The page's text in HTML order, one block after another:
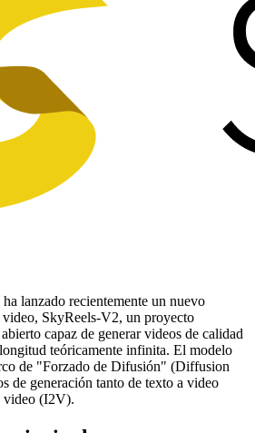
lanzado recientemente un nuevo
SkyReels-V2, un proyecto
capaz de generar videos de calidad
teóricamente infinita. El modelo
de "Forzado de Difusión" (Diffusion
de generación tanto de texto a video
video (I2V).